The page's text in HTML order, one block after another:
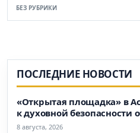
БЕЗ РУБРИКИ
ПОСЛЕДНИЕ НОВОСТИ
«Открытая площадка» в
к духовной безопасности
8 августа, 2026